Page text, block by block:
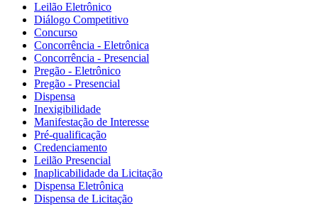
Leilão Eletrônico
Diálogo Competitivo
Concurso
Concorrência - Eletrônica
Concorrência - Presencial
Pregão - Eletrônico
Pregão - Presencial
Dispensa
Inexigibilidade
Manifestação de Interesse
Pré-qualificação
Credenciamento
Leilão Presencial
Inaplicabilidade da Licitação
Dispensa Eletrônica
Dispensa de Licitação